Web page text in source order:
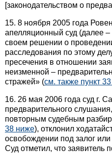
[законодательством о
15. 8 ноября 2005 года
апелляционный суд (далее
своем решении о
расследования по этому
пресечения в отношении
неизменной –
стражей» (см. также пункт
16. 26 мая 2006 года суд г.
предварительного
повторным судебным
38 ниже), отклонил
освобождении под залог
Суд отметил, что заявитель